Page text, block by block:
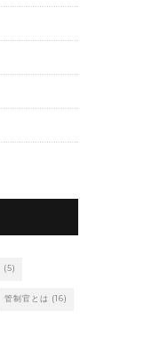
(5)
管制官とは (16)